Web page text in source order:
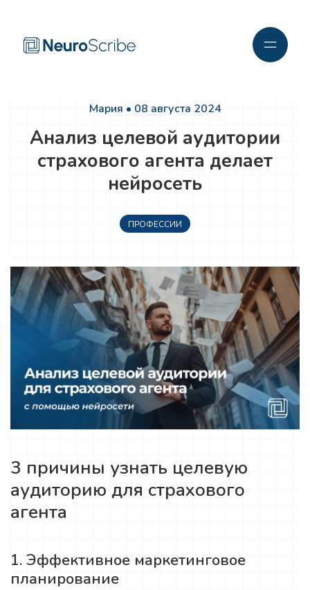
Мария • 08 августа 2024
Анализ целевой аудитории
страхового агента делает
нейросеть
ПРОФЕССИИ
3 причины узнать целевую
аудиторию для страхового
агента
1. Эффективное маркетинговое
планирование